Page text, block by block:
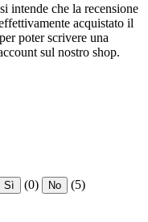
intende che la recensione
acquistato il
poter scrivere una
sul nostro shop.
Sì (0) No (5)